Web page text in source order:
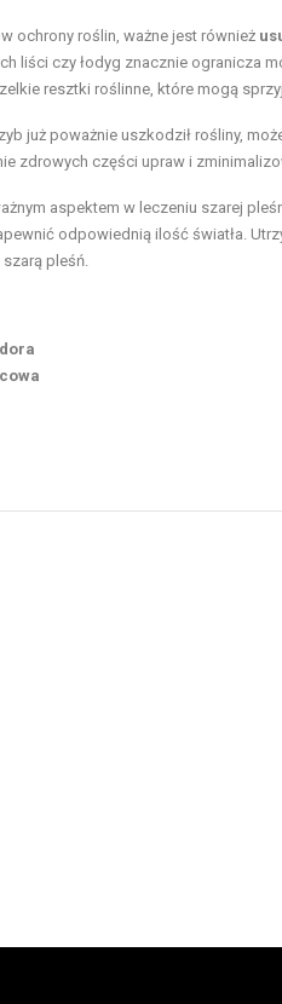
ochrony roślin, ważne jest również
liści czy łodyg znacznie ogranicza
resztki roślinne, które mogą
już poważnie uszkodził rośliny,
zdrowych części upraw i
aspektem w leczeniu szarej
odpowiednią ilość światła.
pleśń.